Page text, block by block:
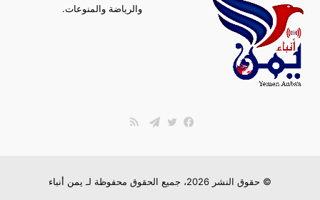
والرياضة والمنوعات.
© حقوق النشر 2026، جميع الحقوق محفوظة لـ
يمن أنباء